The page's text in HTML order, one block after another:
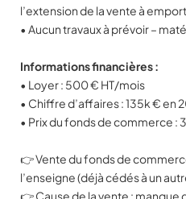
l’extension de la vente à
• Aucun travaux à prévoir –
Informations financières :
• Loyer : 500 € HT/mois
• Chiffre d’affaires : 135k € en
• Prix du fonds de commerce
👉 Vente du fonds de
l’enseigne (déjà cédés à un
👉 Cause de la vente : manque